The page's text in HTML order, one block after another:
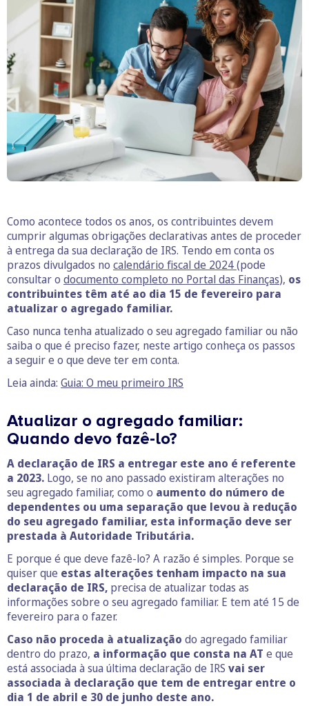
Como acontece todos os anos, os contribuintes devem
cumprir algumas obrigações declarativas antes de proceder
à entrega da sua declaração de IRS. Tendo em conta os
prazos divulgados no calendário fiscal de 2024(pode
consultar o documento completo no Portal das Finanças), os
contribuintes têm até ao dia 15 de fevereiro para
atualizar o agregado familiar.
Caso nunca tenha atualizado o seu agregado familiar ou não
saiba o que é preciso fazer, neste artigo conheça os passos
a seguir e o que deve ter em conta.
Leia ainda: Guia: O meu primeiro IRS
Atualizar o agregado familiar:
Quando devo fazê-lo?
A declaração de IRS a entregar este ano é referente
a 2023. Logo, se no ano passado existiram alterações no
seu agregado familiar, como o aumento do número de
dependentes ou uma separação que levou à redução
do seu agregado familiar, esta informação deve ser
prestada à Autoridade Tributária.
E porque é que deve fazê-lo? A razão é simples. Porque se
quiser que estas alterações tenham impacto na sua
declaração de IRS, precisa de atualizar todas as
informações sobre o seu agregado familiar. E tem até 15 de
fevereiro para o fazer.
Caso não proceda à atualização do agregado familiar
dentro do prazo, a informação que consta na AT e que
está associada à sua última declaração de IRS vai ser
associada à declaração que tem de entregar entre o
dia 1 de abril e 30 de junho deste ano.